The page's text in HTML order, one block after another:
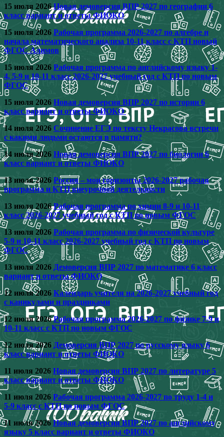
15 июля 2026Новая демоверсия ВПР 2027 по географии 6
класс вариант и ответы ФИОКО
15 июля 2026 Рабочая программа 2026-2027 по алгебре и
начала математического анализа 10-11 класс с КТП новый
ФГОС Алимов
15 июля 2026 Рабочая программа по английскому языку 1-
4, 5-9 и 10-11 класс 2026-2027 учебный год с КТП по новым
ФГОС
15 июля 2026 Новая демоверсия ВПР 2027 по истории 6
класс вариант и ответы ФИОКО
14 июля 2026 Сочинение ЕГЭ по тексту Некрасова встречи
с какими людьми остаются в памяти?
14 июля 2026 Новая демоверсия ВПР 2027 по биологии 6
класс вариант и ответы ФИОКО
13 июля 2026 Россия – мои горизонты 2026-2027 рабочая
программа и КТП внеурочной деятельности
13 июля 2026Рабочая программа по химии 8-9 и 10-11
класс 2026-2027 учебный год с КТП по новым ФГОС
13 июля 2026 Рабочая программа по физической культуре
5-9 и 10-11 класс 2026-2027 учебный год с КТП по новым
ФГОС
13 июля 2026 Демоверсия ВПР 2027 по математике 6 класс
вариант и ответы ФИОКО
12 июля 2026 Календарь учителя на 2026-2027 учебный год
с каникулами и праздниками
12 июля 2026Рабочая программа 2026-2027 по физике 7-9 и
10-11 класс с КТП по новым ФГОС
12 июля 2026 Демоверсия ВПР 2027 по русскому языку 6
класс вариант и ответы ФИОКО
11 июля 2026 Новая демоверсия ВПР 2027 по литературе 5
класс вариант и ответы ФИОКО
11 июля 2026 Рабочая программа 2026-2027 по труду 1-4 и
5-9 класс с КТП по новым ФГОС
11 июля 2026Новая демоверсия ВПР 2027 по английскому
языку 5 класс вариант и ответы ФИОКО